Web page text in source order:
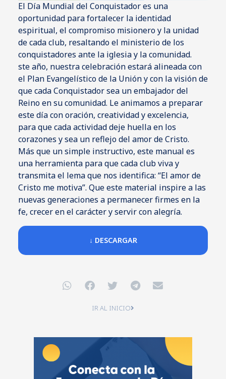
El Día Mundial del Conquistador es una
oportunidad para fortalecer la identidad
espiritual, el compromiso misionero y la unidad
de cada club, resaltando el ministerio de los
conquistadores ante la iglesia y la comunidad.
ste año, nuestra celebración estará alineada con
el Plan Evangelístico de la Unión y con la visión de
que cada Conquistador sea un embajador del
Reino en su comunidad. Le animamos a preparar
este día con oración, creatividad y excelencia,
para que cada actividad deje huella en los
corazones y sea un reflejo del amor de Cristo.
Más que un simple instructivo, este manual es
una herramienta para que cada club viva y
transmita el lema que nos identifica: “El amor de
Cristo me motiva”. Que este material inspire a las
nuevas generaciones a permanecer firmes en la
fe, crecer en el carácter y servir con alegría.
↓ DESCARGAR
IR AL INICIO